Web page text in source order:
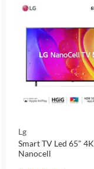
Lg
Smart TV Led 65" 4K
Nanocell